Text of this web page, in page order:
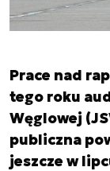
Prace nad
tego roku
Węglowej
publiczna
jeszcze w